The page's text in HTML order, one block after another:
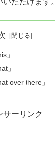
ただけます。
」
」
over there」
サーリンク